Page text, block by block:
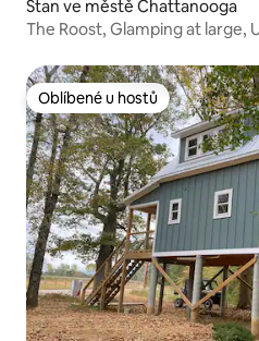
Stan ve městě Chattanooga
The Roost, Glamping at
Oblíbené u hostů
Oblíbené u hostů